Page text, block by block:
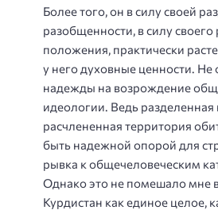
Более того, он в силу своей
разобщенности, в силу своего
положения, практически
у него духовные ценности. Не
надежды на возрождение
идеологии. Ведь разделенная
расчлененная территория
быть надежной опорой для
рывка к общечеловеческим
Однако это не помешало мне
Курдистан как единое целое,